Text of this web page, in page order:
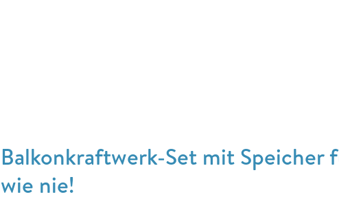
Balkonkraftwerk-Set mit Speicher
wie nie!